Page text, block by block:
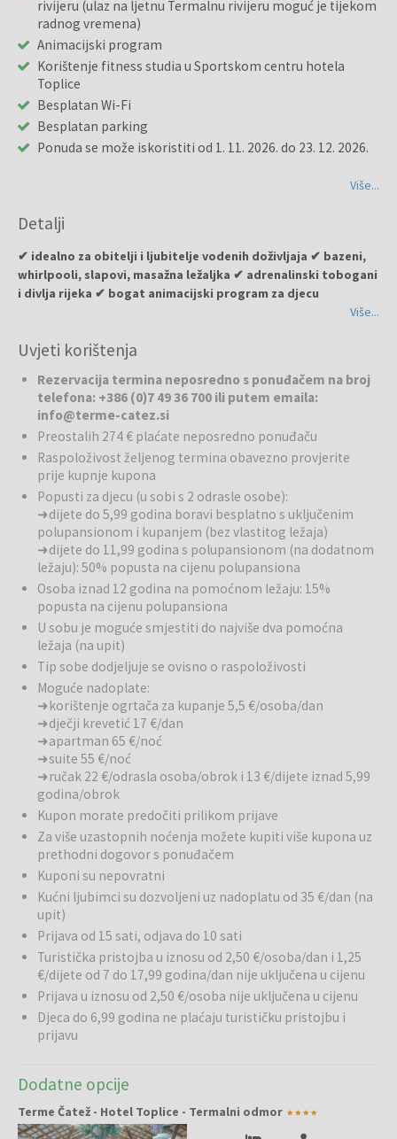
rivijeru (ulaz na ljetnu Termalnu rivijeru moguć je tijekom
radnog vremena)
Animacijski program
Korištenje fitness studia u Sportskom centru hotela
Toplice
Besplatan Wi-Fi
Besplatan parking
Ponuda se može iskoristiti od 1. 11. 2026. do 23. 12. 2026.
Više...
Detalji
✔ idealno za obitelji i ljubitelje vodenih doživljaja ✔ bazeni,
whirlpooli, slapovi, masažna ležaljka ✔ adrenalinski tobogani
i divlja rijeka ✔ bogat animacijski program za djecu
Termi Čatež. Preporučujemo ga svima koji se žele opustiti uz
vanjskom bazenu hotela.
Wellness:Terme Čatež tijekom cijele godine nude brojne
mogućnosti za opuštanje i regeneraciju u blagotvornoj termalnoj
vodi. Gosti mogu uživati u toplim bazenima, whirlpoolima, masažnim
sadržajima i mirnim kutcima za odmor nakon aktivnog dana.
Termalna voda blagotvorno djeluje na tijelo, a wellness ponuda
omogućuje potpuno opuštanje i ugodne trenutke odmora.
Bazeni i Termalna rivijera:Najveća atrakcija Termi Čatež je
Termalna rivijera, koja tijekom cijele godine nudi nezaboravna
vodena iskustva. Zimska Termalna rivijera prostire se na više od
6.500 m² unutarnjih površina i nudi brojne vodene atrakcije. Gostima
su na raspolaganju bazen s valovima, divlja rijeka, različiti tobogani,
bazeni nepravilnih oblika s masažnim ležaljkama, whirlpooli, slapovi i
prostori za opuštanje. Ljubitelji adrenalina mogu uživati na
toboganima poput Kamikaze, skakaonice i zatvorenih cijevnih
tobogana, dok se najmlađi gosti mogu zabavljati u dječjem bazenu i
istraživati čarobni gusarski svijet.Tijekom toplijih mjeseci otvorena
Ljetna Termalna rivijera
brojne vodene atrakcije i prostore za sunčanje. Posebna atrakcija je
tobogan Kong, dug čak 77 metara, koji pruža pravo adrenalinsko
iskustvo za sve generacije.
Restorani i barovi:U sklopu hotela i Termi Čatež gostima je na
raspolaganju bogata gastronomska ponuda s restoranima,
barovima i mjestima za osvježenje. Gosti mogu uživati u raznovrsnim
jelima pripremljenima od kvalitetnih namirnica te u ugodnim
obrocima nakon dana ispunjenog aktivnostima. Uz bazene i vodene
atrakcije dostupni su i barovi s osvježavajućim pićima i laganim
zalogajima, idealni za predah tijekom vodenih avantura.
Ostale usluge: Hotel Toplice posebno je prilagođen obiteljima s
djecom te nudi brojne sadržaje za najmlađe goste. Djeca mogu
uživati u bogatom animacijskom programu, zabavnim igrama,
vodenim atrakcijama i različitim aktivnostima prilagođenima njihovoj
mogućnosti za sport, rekreaciju, šetnje i izlete u okolici. Resort je
odličan izbor za obiteljski odmor gdje se zabava, opuštanje i
istraživanje okolice spajaju u savršeno iskustvo odmora.
Više...
Uvjeti korištenja
Rezervacija termina neposredno s ponuđačem na broj
telefona: +386 (0)7 49 36 700 ili putem emaila:
info@terme-catez.si
Preostalih 274 € plaćate neposredno ponuđaču
Raspoloživost željenog termina obavezno provjerite
prije kupnje kupona
Popusti za djecu (u sobi s 2 odrasle osobe):
➜ dijete do 5,99 godina boravi besplatno s uključenim
polupansionom i kupanjem (bez vlastitog ležaja)
➜ dijete do 11,99 godina s polupansionom (na dodatnom
ležaju): 50% popusta na cijenu polupansiona
Osoba iznad 12 godina na pomoćnom ležaju: 15%
popusta na cijenu polupansiona
U sobu je moguće smjestiti do najviše dva pomoćna
ležaja (na upit)
Tip sobe dodjeljuje se ovisno o raspoloživosti
Moguće nadoplate:
➜ korištenje ogrtača za kupanje 5,5 €/osoba/dan
➜ dječji krevetić 17 €/dan
➜ apartman 65 €/noć
➜ suite 55 €/noć
➜ ručak 22 €/odrasla osoba/obrok i 13 €/dijete iznad 5,99
godina/obrok
Kupon morate predočiti prilikom prijave
Za više uzastopnih noćenja možete kupiti više kupona uz
prethodni dogovor s ponuđačem
Kuponi su nepovratni
Kućni ljubimci su dozvoljeni uz nadoplatu od 35 €/dan (na
upit)
Prijava od 15 sati, odjava do 10 sati
Turistička pristojba u iznosu od 2,50 €/osoba/dan i 1,25
€/dijete od 7 do 17,99 godina/dan nije uključena u cijenu
Prijava u iznosu od 2,50 €/osoba nije uključena u cijenu
Djeca do 6,99 godina ne plaćaju turističku pristojbu i
prijavu
Dodatne opcije
Terme Čatež - Hotel Toplice - Termalni odmor